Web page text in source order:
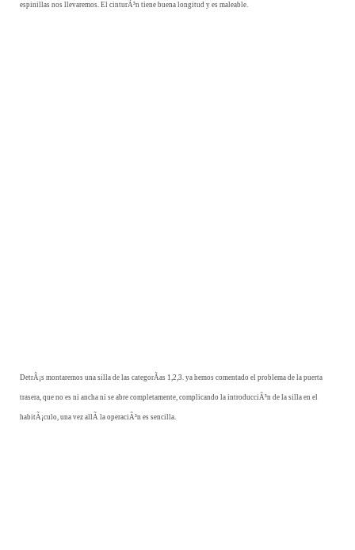
espinillas nos llevaremos. El cinturÃ³n tiene buena longitud y es maleable.
DetrÃ¡s montaremos una silla de las categorÃ­as 1,2,3. ya hemos comentado el problema de la puerta
trasera, que no es ni ancha ni se abre completamente, complicando la introducciÃ³n de la silla en el
habitÃ¡culo, una vez allÃ­ la operaciÃ³n es sencilla.